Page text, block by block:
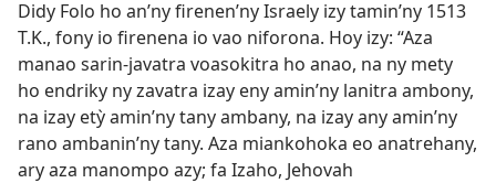
Didy Folo ho an’ny firenen’ny Israely izy tamin’ny 1513
T.K., fony io firenena io vao niforona. Hoy izy: “Aza
manao sarin-javatra voasokitra ho anao, na ny mety
ho endriky ny zavatra izay eny amin’ny lanitra ambony,
na izay etỳ amin’ny tany ambany, na izay any amin’ny
rano ambanin’ny tany. Aza miankohoka eo anatrehany,
ary aza manompo azy; fa Izaho, Jehovah